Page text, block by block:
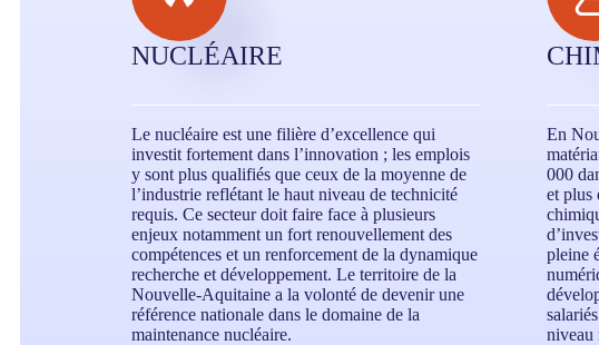
NUCLÉAIRE
Le nucléaire est une filière d’excellence qui
investit fortement dans l’innovation ; les emplois
y sont plus qualifiés que ceux de la moyenne de
l’industrie reflétant le haut niveau de technicité
requis. Ce secteur doit faire face à plusieurs
enjeux notamment un fort renouvellement des
compétences et un renforcement de la dynamique
recherche et développement. Le territoire de la
Nouvelle-Aquitaine a la volonté de devenir une
référence nationale dans le domaine de la
maintenance nucléaire.
En
000
et plus
pleine
niveau